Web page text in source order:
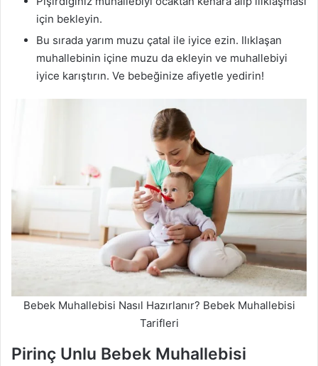
için bekleyin.
Bu sırada yarım muzu çatal ile iyice ezin. Ilıklaşan
muhallebinin içine muzu da ekleyin ve muhallebiyi
iyice karıştırın. Ve bebeğinize afiyetle yedirin!
Bebek Muhallebisi Nasıl Hazırlanır? Bebek Muhallebisi
Tarifleri
Pirinç Unlu Bebek Muhallebisi